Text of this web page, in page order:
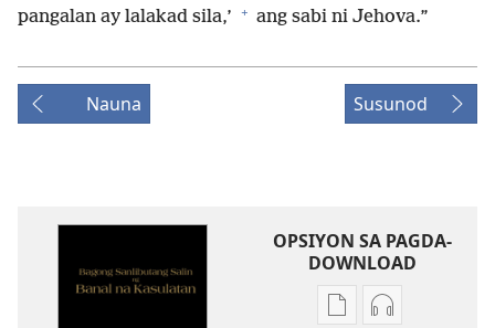
pangalan ay lalakad sila,’ + ang sabi ni Jehova.”
Nauna Susunod
OPSIYON SA PAGDA-
DOWNLOAD
OpsiyonOpsiyon